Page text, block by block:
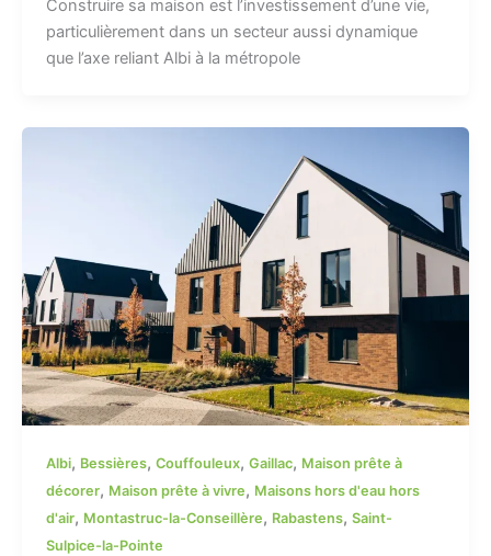
Construire sa maison est l’investissement d’une vie,
particulièrement dans un secteur aussi dynamique
que l’axe reliant Albi à la métropole
Albi, Bessières, Couffouleux, Gaillac, Maison prête à
décorer, Maison prête à vivre, Maisons hors d'eau hors
d'air, Montastruc-la-Conseillère, Rabastens, Saint-
Sulpice-la-Pointe